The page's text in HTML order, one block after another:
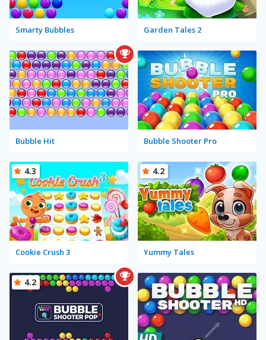
Smarty Bubbles Garden Tales 2
Bubble Hit Bubble Shooter Pro
Cookie Crush 3
4.3
Yummy Tales
4.2
4.2